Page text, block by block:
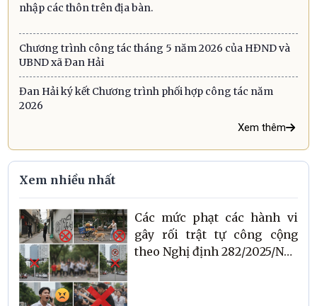
nhập các thôn trên địa bàn.
Chương trình công tác tháng 5 năm 2026 của HĐND và
UBND xã Đan Hải
Đan Hải ký kết Chương trình phối hợp công tác năm
2026
Xem thêm
Xem nhiều nhất
Các mức phạt các hành vi
gây rối trật tự công cộng
theo Nghị định 282/2025/NĐ-